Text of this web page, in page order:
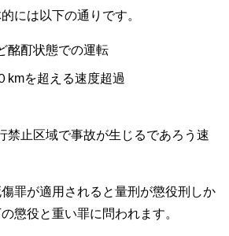
には以下の通りです。
酩酊状態での運転
kmを超える速度超過
禁止区域で事故が生じるであろう速
罪が適用されると量刑が懲役刑しか
懲役と重い罪に問われます。